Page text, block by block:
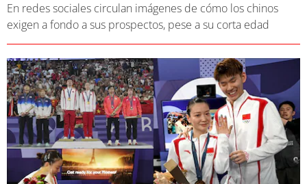
En redes sociales circulan imágenes de cómo los chinos
exigen a fondo a sus prospectos, pese a su corta edad